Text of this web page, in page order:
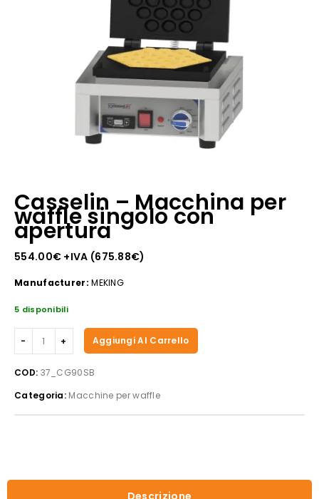
Casselin – Macchina per
waffle singolo con
apertura
554.00€ +IVA (675.88€)
Manufacturer: MEKING
5 disponibili
Casselin
-
Macchina
waffle
singolo
Aggiungi Al Carrello
COD: 37_CG90SB
Categoria: Macchine per waffle
Descrizione